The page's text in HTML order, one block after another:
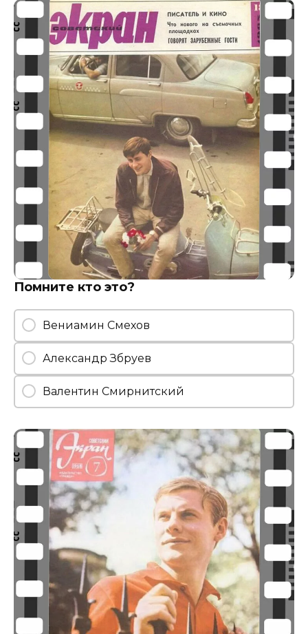
Помните кто это?
Вениамин Смехов
Александр Збруев
Валентин Смирнитский